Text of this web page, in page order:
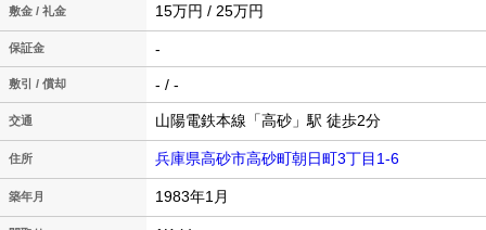
敷金 / 礼金 15万円 / 25万円
保証金 -
敷引 / 償却 - / -
交通 山陽電鉄本線「高砂」駅 徒歩2分
住所 兵庫県高砂市高砂町朝日町3丁目1-6
築年月 1983年1月